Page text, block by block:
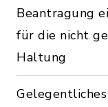
Beantragung
für die nicht
Haltung